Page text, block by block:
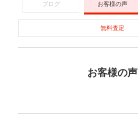
ブログ お客様の声
無料査定
お客様の声